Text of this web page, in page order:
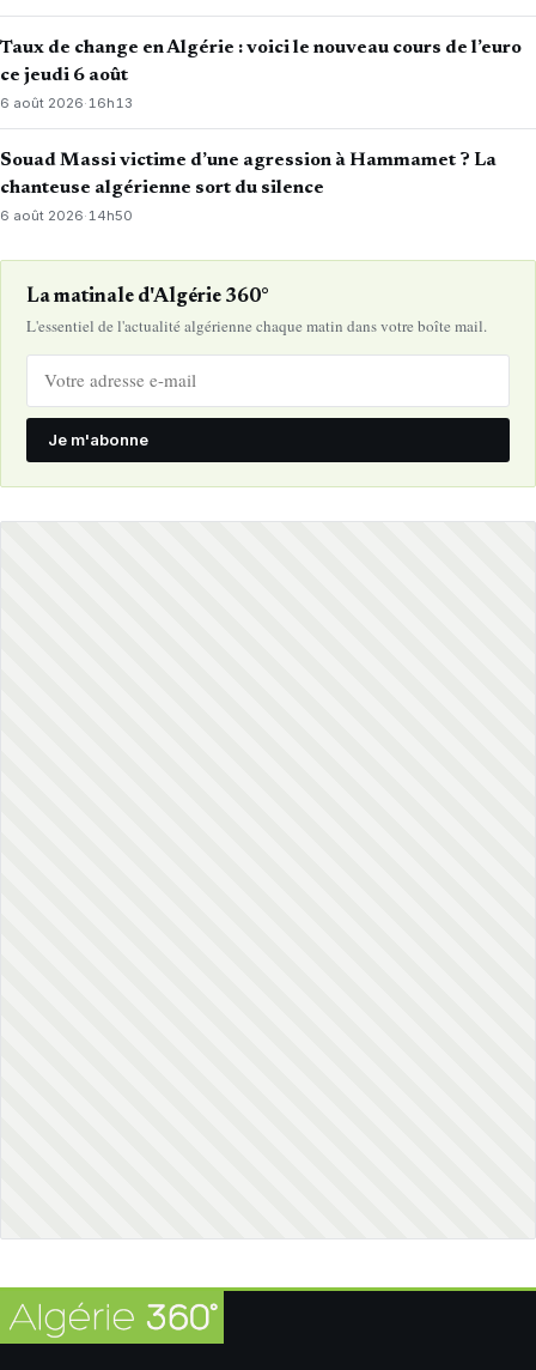
Taux de change en Algérie : voici le nouveau cours de l’euro
ce jeudi 6 août
6 août 2026· 16h13
Souad Massi victime d’une agression à Hammamet ? La
chanteuse algérienne sort du silence
6 août 2026·14h50
La matinale d'Algérie 360°
L'essentiel de l'actualité algérienne chaque matin dans votre boîte mail.
Je m'abonne